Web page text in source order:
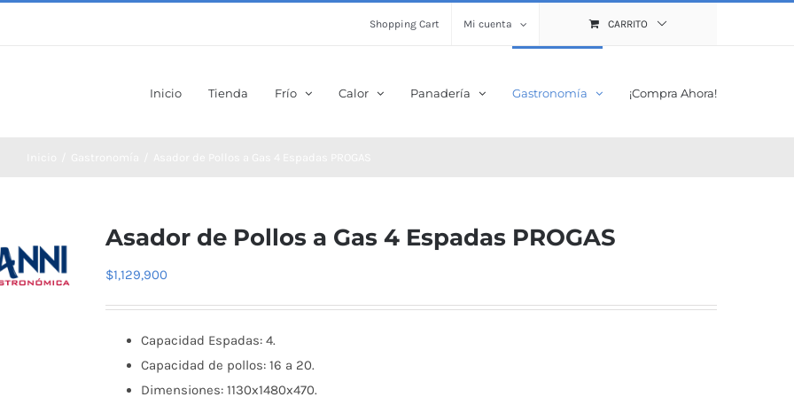
Shopping Cart Mi cuenta CARRITO
Inicio Tienda Frío Calor Panadería Gastronomía ¡Compra Ahora!
Asador de Pollos a Gas 4 Espadas PROGAS
$1,129,900
Capacidad Espadas: 4.
Capacidad de pollos: 16 a 20.
Dimensiones: 1130x1480x470.